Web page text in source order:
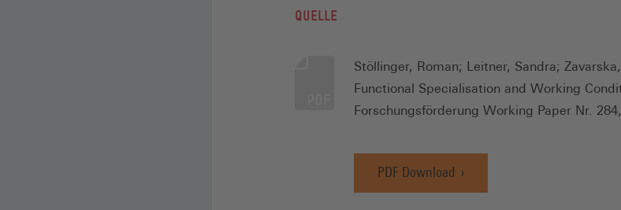
QUELLE
Stöllinger, Roman; Leitner, Sandra;
Functional Specialisation and Working
Forschungsförderung Working Paper Nr.
PDF Download